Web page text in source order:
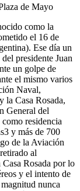
de Mayo
como la
el 16 de
Ese día un
presidente Juan
un golpe de
el mismo varios
Naval,
la Casa Rosada,
General del
residencia
y más de 700
de la Aviación
al
Rosada por lo
y el intento de
nunca